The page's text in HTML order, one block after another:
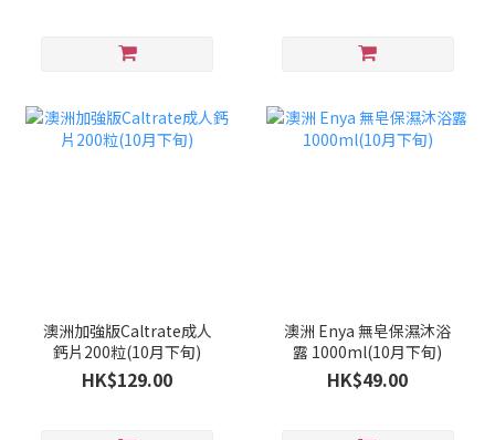
澳洲加強版Caltrate成人
鈣片200粒(10月下旬)
HK$129.00
澳洲 Enya 無皂保濕沐浴
露 1000ml(10月下旬)
HK$49.00